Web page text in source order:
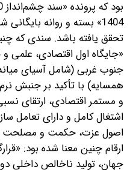
1404» بسته و روانه
تحقق یافته باشد. سندی که
«جایگاه اول اقتصادی، علمی
جنوب غربی (شامل آسیای
همسایه) با تأکید بر جنبش
و مستمر اقتصادی، ارتقای
اشتغال کامل و دارای تعامل
اصول عزت، حکمت و مصلحت
جهان، تولید ناخالص داخلی دو